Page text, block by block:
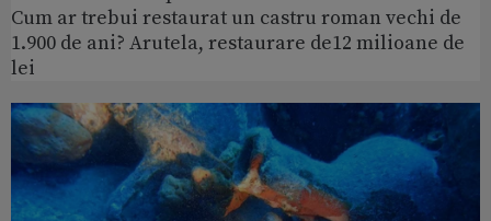
Cum ar trebui restaurat un castru roman vechi de
1.900 de ani? Arutela, restaurare de12 milioane de
lei